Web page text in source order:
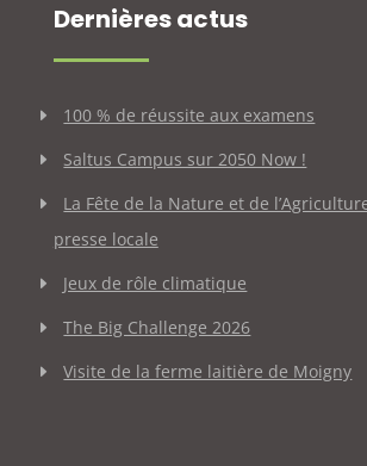
Dernières actus
100 % de réussite aux examens
Saltus Campus sur 2050 Now !
La Fête de la Nature et de
presse locale
Jeux de rôle climatique
The Big Challenge 2026
Visite de la ferme laitière de Moigny